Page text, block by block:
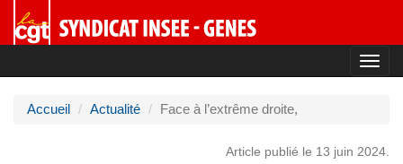
Accueil Actualité Face à l’extrême droite,
Article publié le 13 juin 2024.